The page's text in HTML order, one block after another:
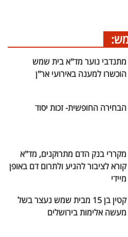
מתנדבי נוער מד"א בית שמש
הוכשרו למענה באירועי אר"ן
הבחירה החופשית- זכות יסוד
מקררי בנק הדם מתרוקנים, מד"א
קורא לציבור להגיע ולתרום דם באופן
מיידי
קטין בן 15 מבית שמש נעצר בשל
מעשה אלימות בירושלים